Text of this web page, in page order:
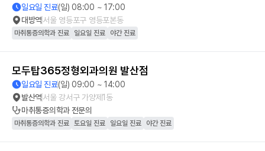
일요일 진료(일) 08:00 ~ 17:00
대방역서울 영등포구 영등포본동
마취통증의학과 진료 일요일 진료 야간 진료
모두탑365정형외과의원 발산점
일요일 진료(일) 09:00 ~ 14:00
발산역서울 강서구 가양제1동
마취통증의학과전문의
마취통증의학과 진료 토요일 진료 일요일 진료 야간 진료